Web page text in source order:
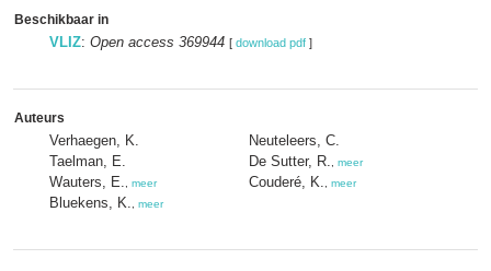
Beschikbaar in
VLIZ: Open access 369944 [ download pdf ]
Auteurs
Verhaegen, K.
Taelman, E.
Wauters, E.
meer
Bluekens, K. meer
Neuteleers, C.
De Sutter, R.
meer
Couderé, K. meer